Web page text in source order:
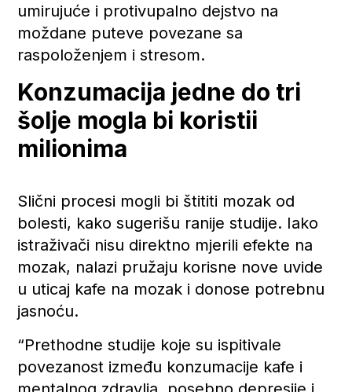
umirujuće i protivupalno dejstvo na
moždane puteve povezane sa
raspoloženjem i stresom.
Konzumacija jedne do tri
šolje mogla bi koristii
milionima
Slični procesi mogli bi štititi mozak od
bolesti, kako sugerišu ranije studije. Iako
istraživači nisu direktno mjerili efekte na
mozak, nalazi pružaju korisne nove uvide
u uticaj kafe na mozak i donose potrebnu
jasnoću.
“Prethodne studije koje su ispitivale
povezanost između konzumacije kafe i